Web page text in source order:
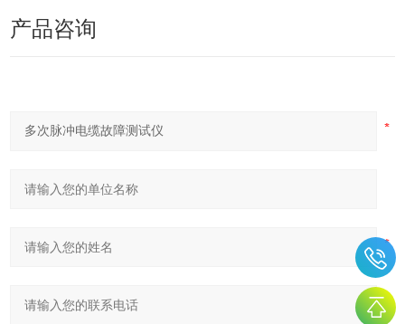
产品咨询